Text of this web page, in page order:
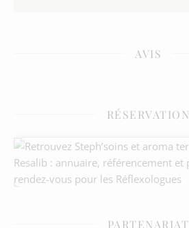
AVIS
RÉSERVATION
PARTENARIAT